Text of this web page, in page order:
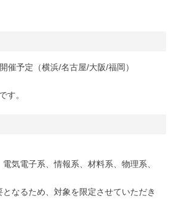
催予定（横浜/名古屋/大阪/福岡）
す。
気電子系、情報系、材料系、物理系、
なるため、対象を限定させていただき